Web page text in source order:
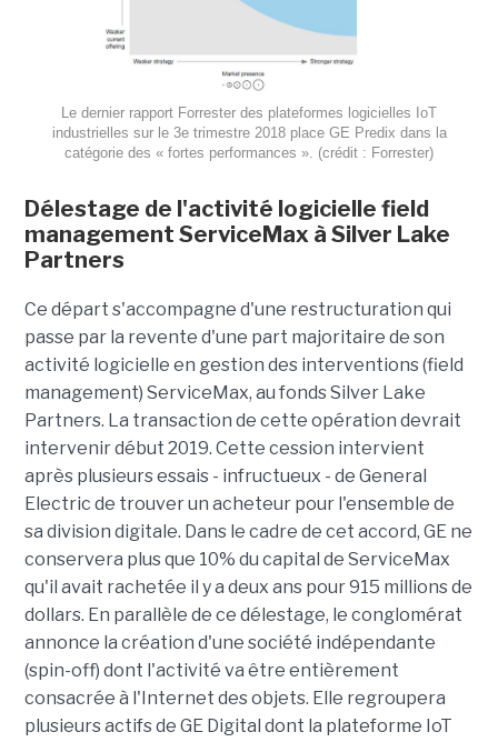
Le dernier rapport Forrester des plateformes logicielles IoT
industrielles sur le 3e trimestre 2018 place GE Predix dans la
catégorie des « fortes performances ». (crédit : Forrester)
Délestage de l'activité logicielle field
management ServiceMax à Silver Lake
Partners
Ce départ s'accompagne d'une restructuration qui
passe par la revente d'une part majoritaire de son
activité logicielle en gestion des interventions (field
management) ServiceMax, au fonds Silver Lake
Partners. La transaction de cette opération devrait
intervenir début 2019. Cette cession intervient
après plusieurs essais - infructueux - de General
Electric de trouver un acheteur pour l'ensemble de
sa division digitale. Dans le cadre de cet accord, GE ne
conservera plus que 10% du capital de ServiceMax
qu'il avait rachetée il y a deux ans pour 915 millions de
dollars. En parallèle de ce délestage, le conglomérat
annonce la création d'une société indépendante
(spin-off) dont l'activité va être entièrement
consacrée à l'Internet des objets. Elle regroupera
plusieurs actifs de GE Digital dont la plateforme IoT